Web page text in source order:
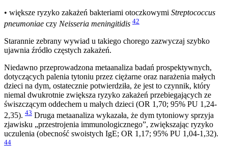
• większe ryzyko zakażeń bakteriami otoczkowymi Streptococcus
pneumoniae czy Neisseria meningitidis 42
Starannie zebrany wywiad u takiego chorego zazwyczaj szybko
ujawnia źródło częstych zakażeń.
Niedawno przeprowadzona metaanaliza badań prospektywnych,
dotyczących palenia tytoniu przez ciężarne oraz narażenia małych
dzieci na dym, ostatecznie potwierdziła, że jest to czynnik, który
niemal dwukrotnie zwiększa ryzyko zakażeń przebiegających ze
świszczącym oddechem u małych dzieci (OR 1,70; 95% PU 1,24-
2,35). 43 Druga metaanaliza wykazała, że dym tytoniowy sprzyja
zjawisku „przestrojenia immunologicznego”, zwiększając ryzyko
uczulenia (obecność swoistych IgE; OR 1,17; 95% PU 1,04-1,32).
44